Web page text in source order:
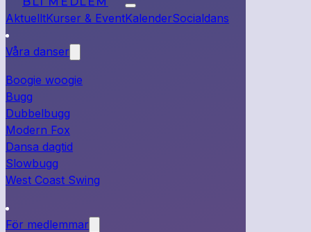
AktuelltKurser & EventKalenderSocialdans
Våra danser
Boogie woogie
Bugg
Dubbelbugg
Modern Fox
Dansa dagtid
Slowbugg
West Coast Swing
För medlemmar